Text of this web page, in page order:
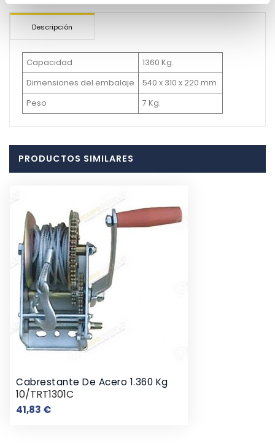
Descripción
Capacidad
1360 Kg.
Dimensiones del embalaje
540 x 310 x 220 mm.
Peso
7 Kg.
PRODUCTOS SIMILARES
Cabrestante De Acero 1.360 Kg
10/TRT1301C
41,83 €Precio